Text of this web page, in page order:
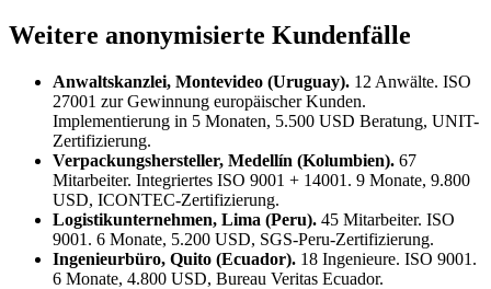
Weitere anonymisierte Kundenfälle
Anwaltskanzlei, Montevideo (Uruguay). 12 Anwälte. ISO
27001 zur Gewinnung europäischer Kunden.
Implementierung in 5 Monaten, 5.500 USD Beratung, UNIT-
Zertifizierung.
Verpackungshersteller, Medellín (Kolumbien). 67
Mitarbeiter. Integriertes ISO 9001 + 14001. 9 Monate, 9.800
USD, ICONTEC-Zertifizierung.
Logistikunternehmen, Lima (Peru). 45 Mitarbeiter. ISO
9001. 6 Monate, 5.200 USD, SGS-Peru-Zertifizierung.
Ingenieurbüro, Quito (Ecuador). 18 Ingenieure. ISO 9001.
6 Monate, 4.800 USD, Bureau Veritas Ecuador.